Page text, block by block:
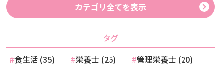
カテゴリ全てを表示
タグ
食生活 (35)
栄養士 (25)
管理栄養士 (20)